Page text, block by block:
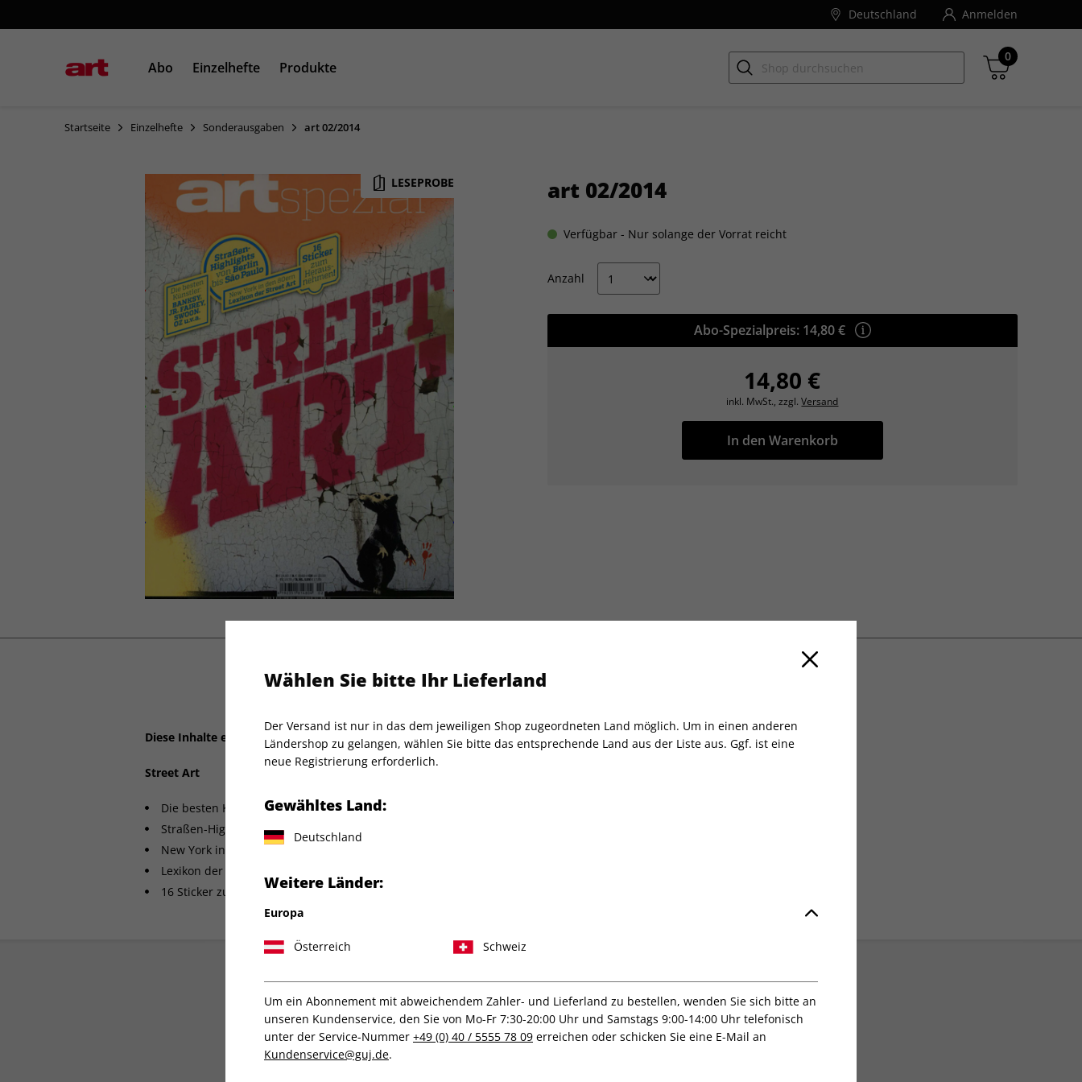
Deutschland Anmelden
Abo Einzelhefte Produkte
0
Startseite Einzelhefte Sonderausgaben art 02/2014
LESEPROBE art 02/2014
Verfügbar - Nur solange der Vorrat reicht
Anzahl
Abo-Spezialpreis: 14,80 €
14,80 €
inkl. MwSt., zzgl.Versand
In den Warenkorb
art 02/2014
Diese Inhalte erwarten Sie:
Street Art
Die besten Künstler: Banksy, JR, Fairey, Swoon, OZ u.v.a.
Straßen-Highlights von Berlin bis São Paulo
New York in den 80ern
Lexikon der Street Art
16 Sticker zum Herausnehmen!
Artikelnummer
1256826
IHRE ABO-VORTEILE
Wählen Sie bitte Ihr Lieferland
Der Versand ist nur in das dem jeweiligen Shop zugeordneten Land möglich. Um in einen anderen
Ländershop zu gelangen, wählen Sie bitte das entsprechende Land aus der Liste aus. Ggf. ist eine
neue Registrierung erforderlich.
Gewähltes Land:
Deutschland
Weitere Länder:
Europa
Österreich Schweiz
Um ein Abonnement mit abweichendem Zahler- und Lieferland zu bestellen, wenden Sie sich bitte an
unseren Kundenservice, den Sie von Mo-Fr 7:30-20:00 Uhr und Samstags 9:00-14:00 Uhr telefonisch
unter der Service-Nummer +49 (0) 40 / 5555 78 09 erreichen oder schicken Sie eine E-Mail an
Kundenservice@guj.de.